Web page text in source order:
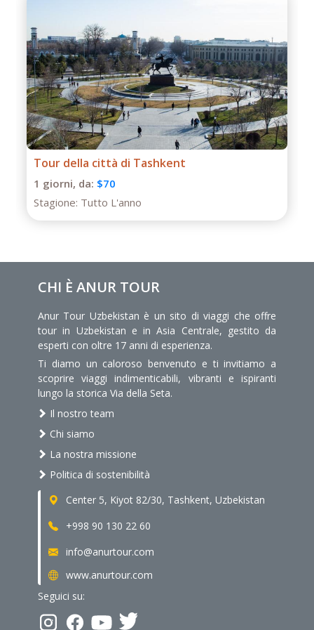
- Anur Tour non è responsabile per eventi di forza
maggiore (condizioni meteorologiche durante il tour,
lavori di riparazione/ricostruzione in alcuni tratti stradali,
restrizioni governative).
Tour di un giorno a Termiz
1 giorni, da: $50
Stagione: Tutto L'anno
CHI È ANUR TOUR
Anur Tour Uzbekistan è un sito di viaggi che offre
tour in Uzbekistan e in Asia Centrale, gestito da
esperti con oltre 17 anni di esperienza.
Ti diamo un caloroso benvenuto e ti invitiamo a
scoprire viaggi indimenticabili, vibranti e ispiranti
lungo la storica Via della Seta.
Il nostro team
Chi siamo
La nostra missione
Politica di sostenibilità
Center 5, Kiyot 82/30, Tashkent, Uzbekistan
+998 90 130 22 60
info@anurtour.com
www.anurtour.com
Seguici su: